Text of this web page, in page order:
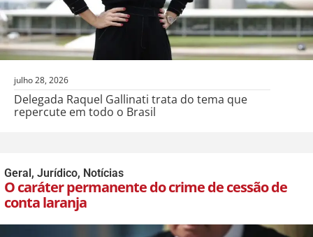
julho 28, 2026
Delegada Raquel Gallinati trata do tema que
repercute em todo o Brasil
Geral, Jurídico, Notícias
O caráter permanente do crime de cessão de
conta laranja